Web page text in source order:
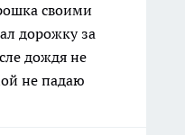
своими
дорожку за
дождя не
не падаю